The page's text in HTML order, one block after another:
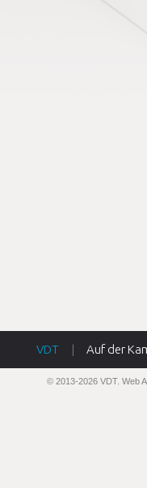
VDT | Auf der
© 2013-2026 VDT. Web